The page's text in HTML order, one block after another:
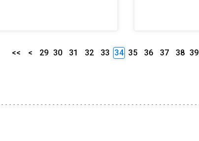
<< < 29 30 31 32 33 34 35 36 37 38 39